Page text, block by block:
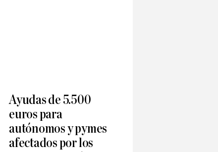
Ayudas de 5.500
euros para
autónomos y pymes
afectados por los